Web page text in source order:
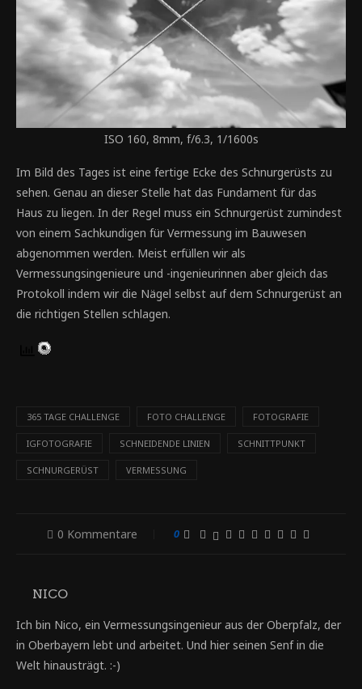
ISO 160, 8mm, f/6.3, 1/1600s
Im Bild des Tages ist eine fertige Ecke des Schnurgerüsts zu
sehen. Genau an dieser Stelle hat das Fundament für das
Haus zu liegen. In der Regel muss ein Schnurgerüst zumindest
von einem Sachkundigen für Vermessung im Bauwesen
abgenommen werden. Meist erfüllen wir als
Vermessungsingenieure und -ingenieurinnen aber gleich das
Protokoll indem wir die Nägel selbst auf dem Schnurgerüst an
die richtigen Stellen schlagen.
365 TAGE CHALLENGE FOTO CHALLENGE FOTOGRAFIE
IGFOTOGRAFIE SCHNEIDENDE LINIEN SCHNITTPUNKT
SCHNURGERÜST VERMESSUNG
0 Kommentare 0
NICO
Ich bin Nico, ein Vermessungsingenieur aus der Oberpfalz, der
in Oberbayern lebt und arbeitet. Und hier seinen Senf in die
Welt hinausträgt. :-)